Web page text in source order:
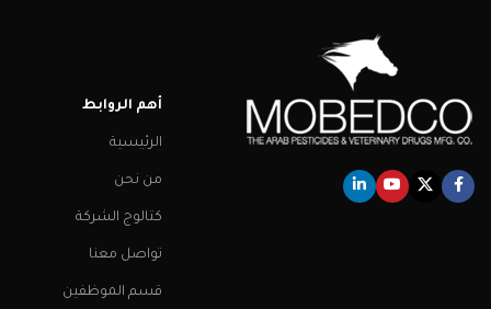
أهم الروابط
الرئيسية
من نحن
كتالوج الشركة
تواصل معنا
قسم الموظفين